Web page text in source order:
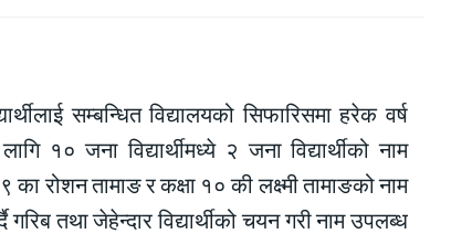
सम्बन्धित विद्यालयको सिफारिसमा हरेक वर्ष
१० जना विद्यार्थीमध्ये २ जना विद्यार्थीको नाम
का रोशन तामाङ र कक्षा १० की लक्ष्मी तामाङको नाम
तथा जेहेन्दार विद्यार्थीको चयन गरी नाम उपलब्ध